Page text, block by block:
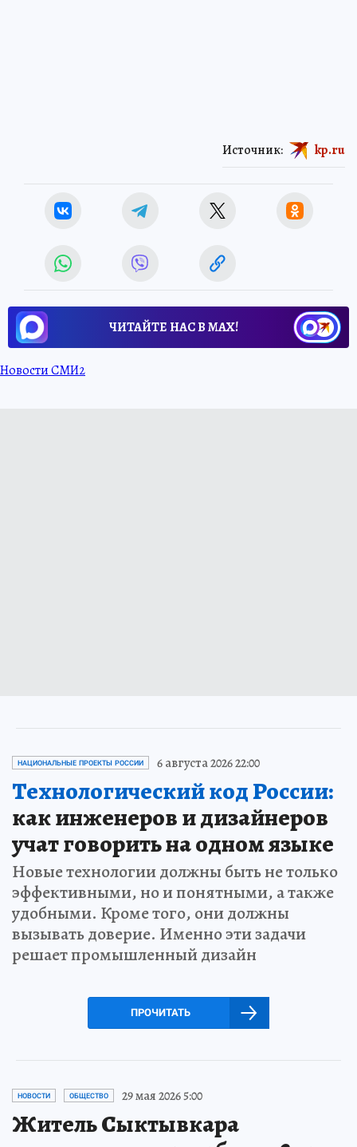
Источник: kp.ru
ЧИТАЙТЕ НАС В МАХ!
Новости СМИ2
НАЦИОНАЛЬНЫЕ ПРОЕКТЫ РОССИИ 6 августа 2026 22:00
Технологический код России:
как инженеров и дизайнеров
учат говорить на одном языке
Новые технологии должны быть не только
эффективными, но и понятными, а также
удобными. Кроме того, они должны
вызывать доверие. Именно эти задачи
решает промышленный дизайн
ПРОЧИТАТЬ
НОВОСТИ ОБЩЕСТВО 29 мая 2026 5:00
Житель Сыктывкара